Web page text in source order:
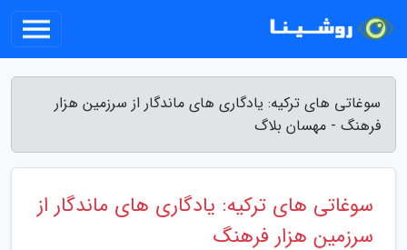
سوغاتی های ترکیه: یادگاری های ماندگار از سرزمین هزار
فرهنگ - مهسان بلاگ
سوغاتی های ترکیه: یادگاری های ماندگار از
سرزمین هزار فرهنگ